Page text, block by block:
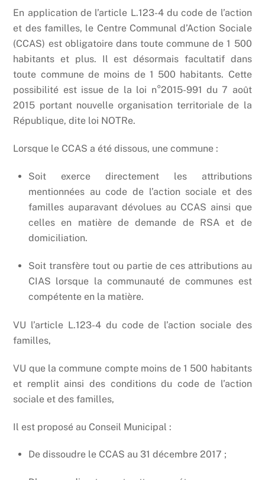
En application de l’article L.123-4 du code de l’action
et des familles, le Centre Communal d’Action Sociale
(CCAS) est obligatoire dans toute commune de 1 500
habitants et plus. Il est désormais facultatif dans
toute commune de moins de 1 500 habitants. Cette
possibilité est issue de la loi n°2015-991 du 7 août
2015 portant nouvelle organisation territoriale de la
République, dite loi NOTRe.
Lorsque le CCAS a été dissous, une commune :
Soit exerce directement les attributions
mentionnées au code de l’action sociale et des
familles auparavant dévolues au CCAS ainsi que
celles en matière de demande de RSA et de
domiciliation.
Soit transfère tout ou partie de ces attributions au
CIAS lorsque la communauté de communes est
compétente en la matière.
VU l’article L.123-4 du code de l’action sociale des
familles,
VU que la commune compte moins de 1 500 habitants
et remplit ainsi des conditions du code de l’action
sociale et des familles,
Il est proposé au Conseil Municipal :
De dissoudre le CCAS au 31 décembre 2017 ;